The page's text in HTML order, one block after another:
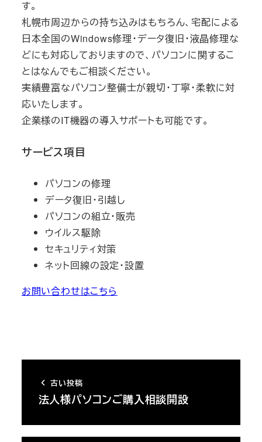
す。
札幌市周辺からの持ち込みはもちろん、宅配による
日本全国のWindows修理・データ復旧・液晶修理な
どにも対応しておりますので、パソコンに関するこ
とはなんでもご相談ください。
実績豊富なパソコン整備士が親切・丁寧・柔軟に対
応いたします。
企業様のIT機器の導入サポートも可能です。
サービス項目
パソコンの修理
データ復旧・引越し
パソコンの組立・販売
ウイルス駆除
セキュリティ対策
ネット回線の設定・設置
お問い合わせはこちら
古い投稿
法人様パソコンご購入相談開設